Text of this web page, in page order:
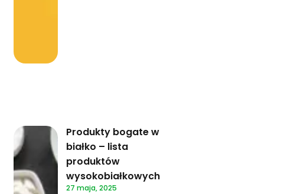
Produkty bogate w
białko – lista
produktów
wysokobiałkowych
27 maja, 2025